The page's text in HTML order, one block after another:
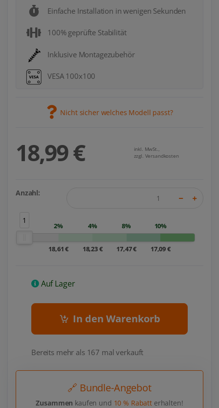
Einfache Installation in wenigen Sekunden
100% geprüfte Stabilität
Inklusive Montagezubehör
VESA 100x100
Nicht sicher welches Modell passt?
18,99 €
inkl. MwSt.,
zzgl. Versandkosten
Anzahl:
1
2%
18,61 €
4%
18,23 €
8%
17,47 €
10%
17,09 €
Auf Lager
In den Warenkorb
Bereits mehr als 167 mal verkauft
🔗 Bundle-Angebot
Zusammen kaufen und 10 % Rabatt erhalten!